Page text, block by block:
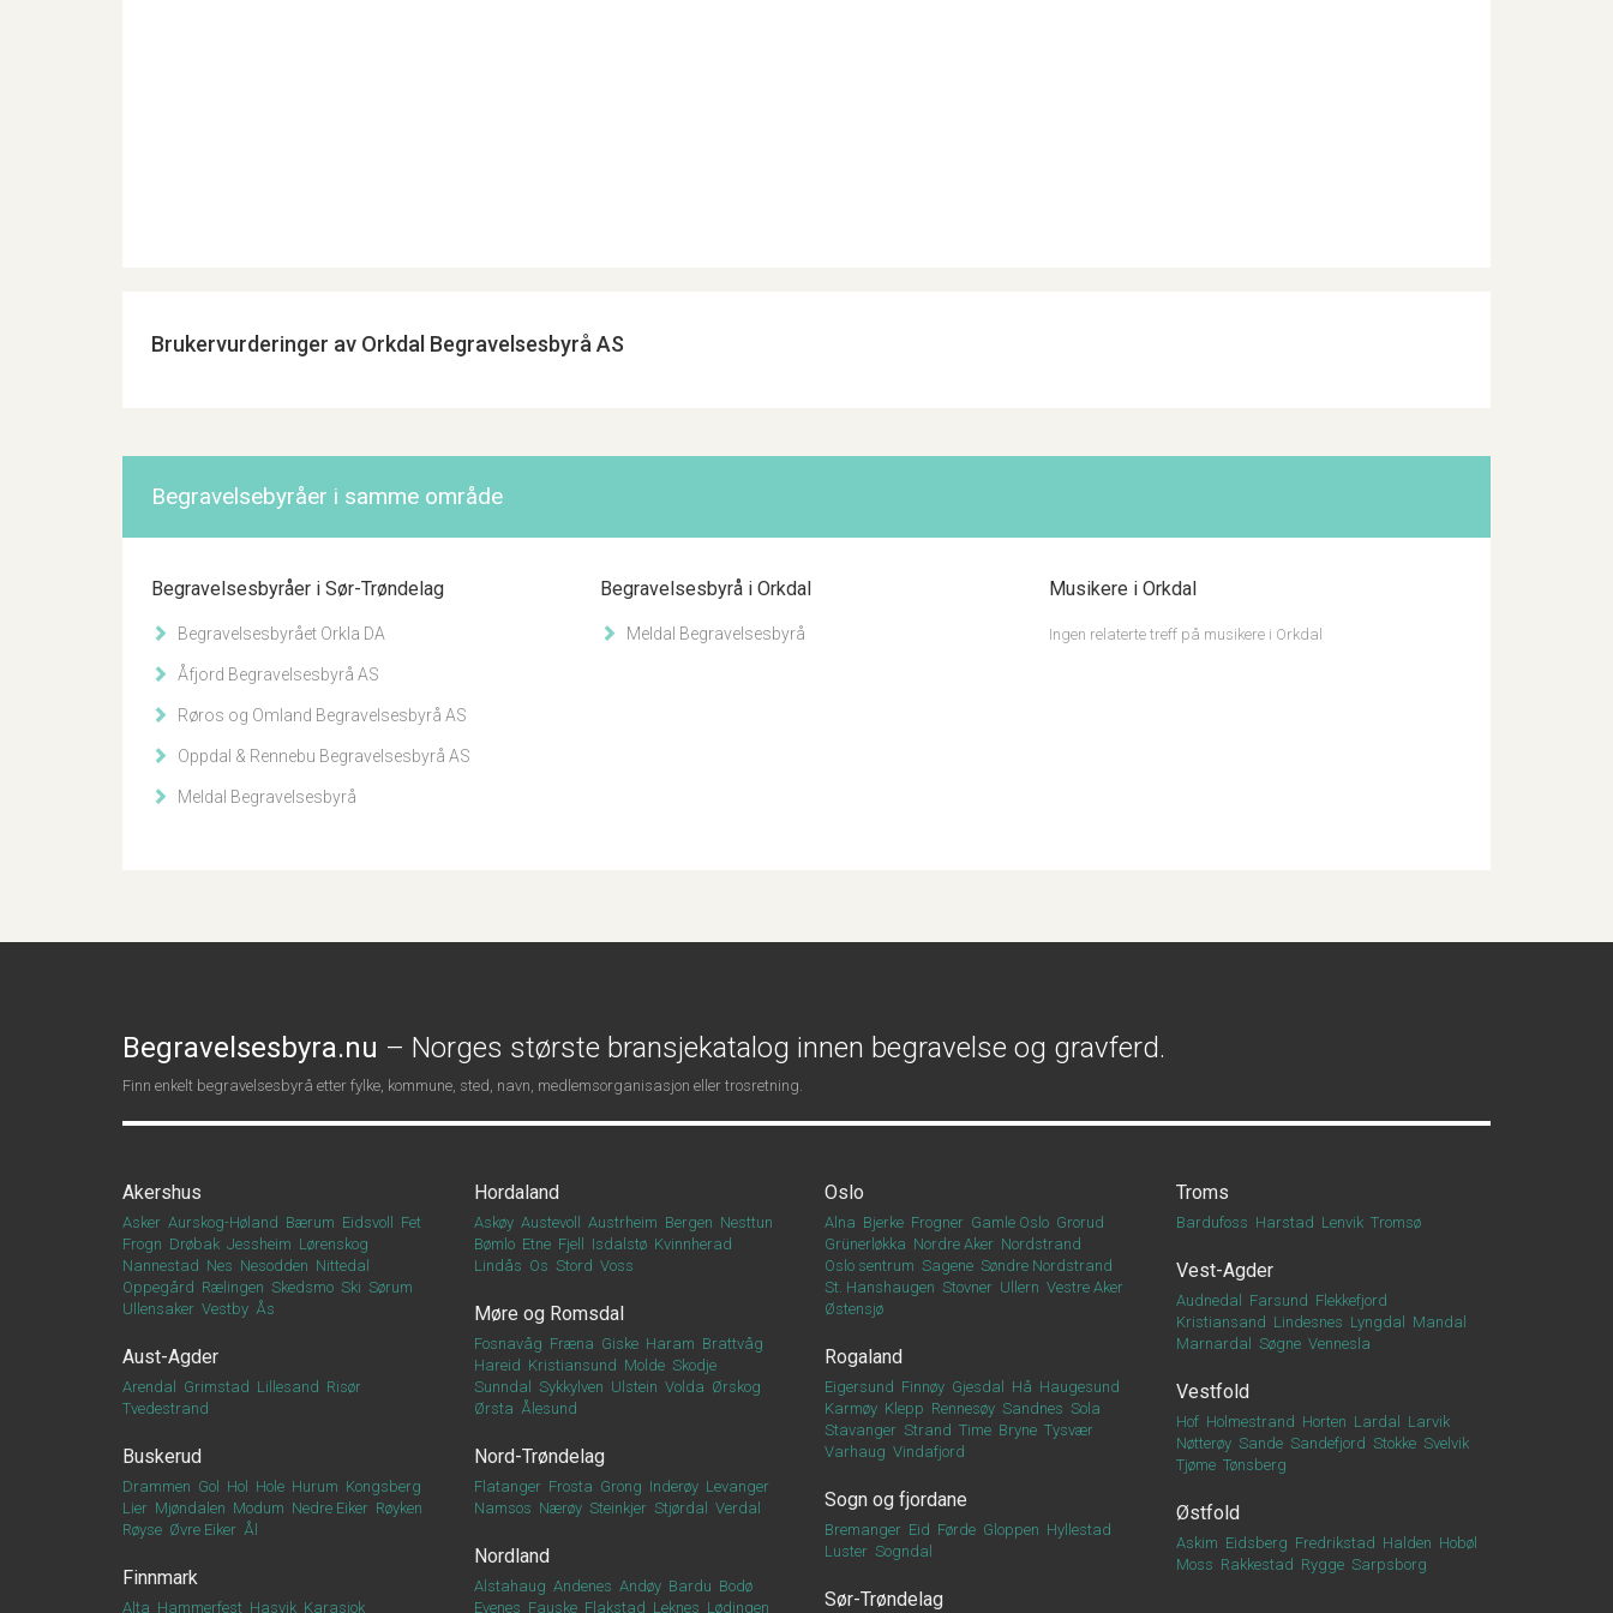
Brukervurderinger av Orkdal Begravelsesbyrå AS
Begravelsebyråer i samme område
Begravelsesbyråer i Sør-Trøndelag
Begravelsesbyrået Orkla DA
Åfjord Begravelsesbyrå AS
Røros og Omland Begravelsesbyrå AS
Oppdal & Rennebu Begravelsesbyrå AS
Meldal Begravelsesbyrå
Begravelsesbyrå i Orkdal
Meldal Begravelsesbyrå
Musikere i Orkdal
Ingen relaterte treff på musikere i Orkdal
Begravelsesbyra.nu – Norges største bransjekatalog innen begravelse og gravferd.
Finn enkelt begravelsesbyrå etter fylke, kommune, sted, navn, medlemsorganisasjon eller trosretning.
Akershus
Asker Aurskog-Høland Bærum Eidsvoll
Fet
Frogn Drøbak Jessheim Lørenskog
Nannestad Nes Nesodden Nittedal
Oppegård Rælingen Skedsmo Ski Sørum
Ullensaker Vestby Ås
Aust-Agder
Arendal Grimstad Lillesand Risør
Tvedestrand
Buskerud
Drammen Gol Hol Hole Hurum Kongsberg
Lier Mjøndalen Modum Nedre Eiker Røyken
Røyse Øvre Eiker Ål
Finnmark
Alta Hammerfest Hasvik Karasjok
Hordaland
Askøy Austevoll Austrheim Bergen Nesttun
Bømlo Etne Fjell Isdalstø Kvinnherad
Lindås Os Stord Voss
Møre og Romsdal
Fosnavåg Fræna Giske Haram Brattvåg
Hareid Kristiansund Molde Skodje
Sunndal
Sykkylven Ulstein Volda Ørskog
Ørsta Ålesund
Nord-Trøndelag
Flatanger Frosta Grong Inderøy Levanger
Namsos Nærøy Steinkjer Stjørdal Verdal
Nordland
Alstahaug Andenes Andøy Bardu Bodø
Evenes Fauske Flakstad Leknes Lødingen
Oslo
Alna Bjerke Frogner Gamle Oslo Grorud
Grünerløkka Nordre Aker Nordstrand
Oslo sentrum Sagene Søndre Nordstrand
St. Hanshaugen Stovner Ullern Vestre Aker
Østensjø
Rogaland
Eigersund Finnøy Gjesdal Hå Haugesund
Karmøy Klepp Rennesøy Sandnes Sola
Stavanger Strand Time Bryne Tysvær
Varhaug Vindafjord
Sogn og fjordane
Bremanger Eid Førde Gloppen Hyllestad
Luster Sogndal
Sør-Trøndelag
Troms
Bardufoss Harstad Lenvik Tromsø
Vest-Agder
Audnedal Farsund Flekkefjord
Kristiansand Lindesnes Lyngdal
Mandal
Marnardal
Søgne Vennesla
Vestfold
Hof Holmestrand Horten Lardal
Larvik
Nøtterøy Sande Sandefjord Stokke Svelvik
Tjøme Tønsberg
Østfold
Askim Eidsberg Fredrikstad Halden Hobøl
Moss Rakkestad Rygge Sarpsborg